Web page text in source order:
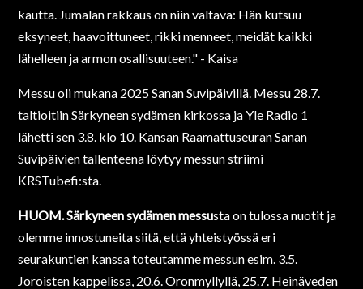
kautta. Jumalan rakkaus on niin valtava: Hän kutsuu
eksyneet, haavoittuneet, rikki menneet, meidät kaikki
lähelleen ja armon osallisuuteen." - Kaisa
Messu oli mukana 2025 Sanan Suvipäivillä. Messu 28.7.
taltioitiin Särkyneen sydämen kirkossa ja Yle Radio 1
lähetti sen 3.8. klo 10. Kansan Raamattuseuran Sanan
Suvipäivien tallenteena löytyy messun striimi
KRSTubefi:sta.
HUOM. Särkyneen sydämen messusta on tulossa nuotit ja
olemme innostuneita siitä, että yhteistyössä eri
seurakuntien kanssa toteutamme messun esim. 3.5.
Joroisten kappelissa, 20.6. Oronmyllyllä, 25.7. Heinäveden